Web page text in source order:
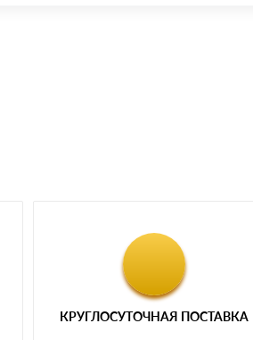
КРУГЛОСУТОЧНАЯ ПОСТАВКА